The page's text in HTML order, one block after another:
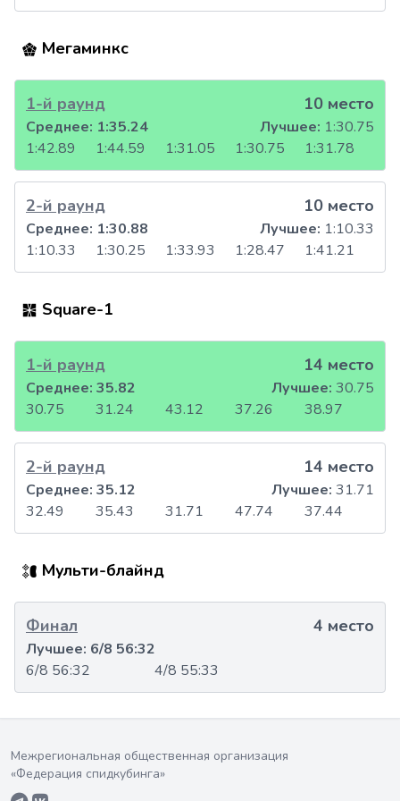
Мегаминкс
1-й раунд 10 место
1:42.89 1:44.59 1:31.05 1:30.75 1:31.78
Среднее: 1:35.24 Лучшее: 1:30.75
2-й раунд 10 место
1:10.33 1:30.25 1:33.93 1:28.47 1:41.21
Среднее: 1:30.88 Лучшее: 1:10.33
Square-1
1-й раунд 14 место
30.75 31.24 43.12 37.26 38.97
Среднее: 35.82 Лучшее: 30.75
2-й раунд 14 место
32.49 35.43 31.71 47.74 37.44
Среднее: 35.12 Лучшее: 31.71
Мульти-блайнд
Финал 4 место
6/8 56:32 4/8 55:33
Лучшее: 6/8 56:32
Межрегиональная общественная организация
«Федерация спидкубинга»